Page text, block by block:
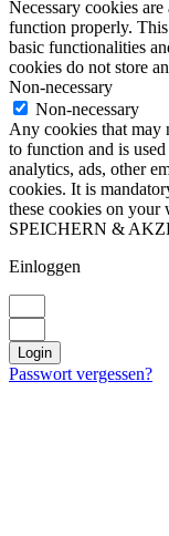
Necessary cookies
function properly.
basic functionalities
cookies do not store
Non-necessary
Non-necessary
Any cookies that may
to function and is
analytics, ads, other
cookies. It is
these cookies on your
SPEICHERN &
Einloggen
Login
Passwort vergessen?